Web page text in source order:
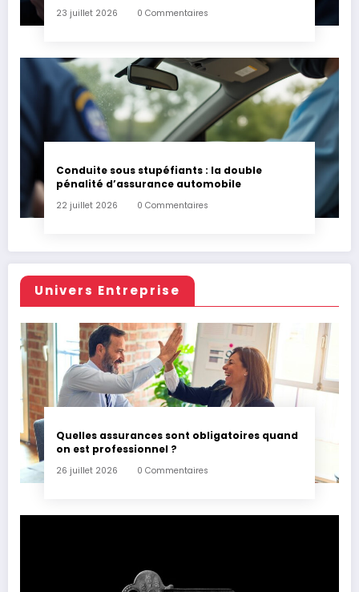
23 juillet 2026 0 Commentaires
Conduite sous stupéfiants : la double
pénalité d’assurance automobile
22 juillet 2026 0 Commentaires
Univers Entreprise
Quelles assurances sont obligatoires quand
on est professionnel ?
26 juillet 2026 0 Commentaires